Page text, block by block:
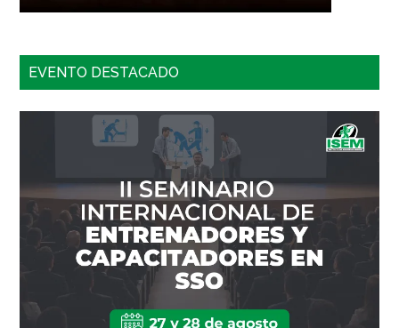
EVENTO DESTACADO